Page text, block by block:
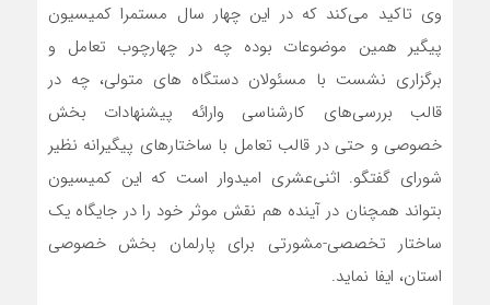
وی تاکید می‌کند که در این چهار سال مستمرا کمیسیون
پیگیر همین موضوعات بوده چه در چهارچوب تعامل و
برگزاری نشست با مسئولان دستگاه های متولی، چه در
قالب بررسی‌های کارشناسی وارائه پیشنهادات بخش
خصوصی و حتی در قالب تعامل با ساختارهای پیگیرانه نظیر
شورای گفتگو. اثنی‌عشری امیدوار است که این کمیسیون
بتواند همچنان در آینده هم نقش موثر خود را در جایگاه یک
ساختار تخصصی-مشورتی برای پارلمان بخش خصوصی
استان، ایفا نماید.